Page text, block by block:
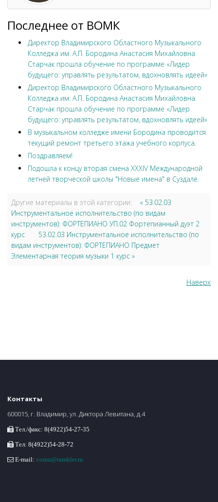
Последнее от ВОМК
Директор Владимирского Областного Музыкального
Колледжа им. А.П. Бородина Анастасия Михайловна
Старчак прошла обучение по программе «Лидер
будущего: управлять результатом, вдохновлять идеей»
Директор Владимирского Областного Музыкального
Колледжа им. А.П. Бородина Анастасия Михайловна
Старчак прошла обучение по программе «Лидер
будущего: управлять результатом, вдохновлять идеей»
В музыкальном колледже имени Бородина проводится
текущий ремонт третьего этажа учебного корпуса.
Поздравляем!
Подошла к концу вторая смена XXXIV Международной
летней творческой школы "Новые имена" в Суздале.
Другие материалы в этой категории:
« 53.02.03
Инструментальное исполнительство (по видам
инструментов): ФОРТЕПИАНО УП.02 Фортепианный дуэт 2
курс
53.02.03 Инструментальное исполнительство (по
видам инструментов): ФОРТЕПИАНО Предмет
Элементарная теория музыки 1 курс »
Наверх
Контакты
600015, г. Владимир, ул. Диктора Левитана, д.4
Тел./факс: 8(4922)54-27-35
Тел: 8(4922)54-28-72
E-mail: vomu@rambler.ru